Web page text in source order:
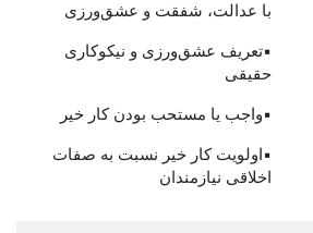
با عدالت، شفقت و عشق‌ورزی
▪️تعریف عشق‌ورزی و نیکوکاری
حقیقی
▪️واجب یا مستحب بودن کار خیر
▪️اولویت کار خیر نسبت به صفات
اخلاقی نیازمندان